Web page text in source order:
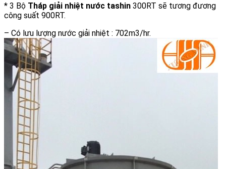
* 3 Bộ Tháp giải nhiệt nước tashin 300RT sẽ tương đương
công suất 900RT.
– Có lưu lượng nước giải nhiệt : 702m3/hr.